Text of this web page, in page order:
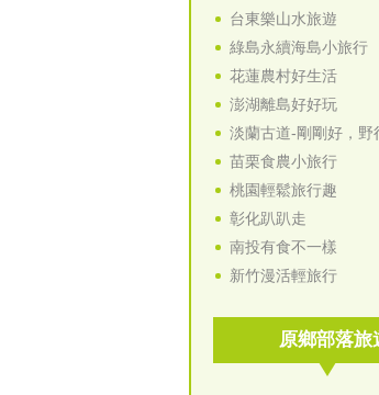
台東樂山水旅遊
綠島永續海島小旅行
花蓮農村好生活
澎湖離島好好玩
淡蘭古道-剛剛好，野
苗栗食農小旅行
桃園輕鬆旅行趣
彰化趴趴走
南投有食不一樣
新竹漫活輕旅行
原鄉部落旅